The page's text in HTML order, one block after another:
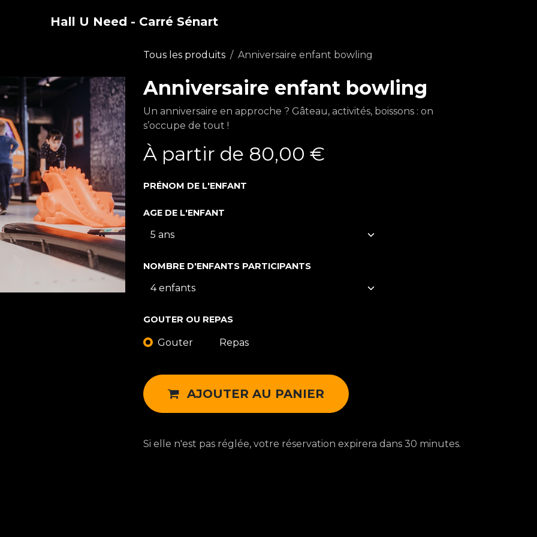
Hall U Need - Carré Sénart
Tous les produits
Anniversaire enfant bowling
Anniversaire enfant bowling
Un anniversaire en approche ? Gâteau, activités, boissons : on
s’occupe de tout !
À partir de 80,00 €
PRÉNOM DE L'ENFANT
AGE DE L'ENFANT
NOMBRE D'ENFANTS PARTICIPANTS
GOUTER OU REPAS
Gouter Repas
AJOUTER AU PANIER
Si elle n'est pas réglée, votre réservation expirera dans 30 minutes.